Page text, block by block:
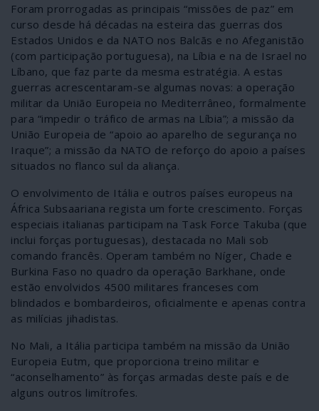
Foram prorrogadas as principais “missões de paz” em
curso desde há décadas na esteira das guerras dos
Estados Unidos e da NATO nos Balcãs e no Afeganistão
(com participação portuguesa), na Líbia e na de Israel no
Líbano, que faz parte da mesma estratégia. A estas
guerras acrescentaram-se algumas novas: a operação
militar da União Europeia no Mediterrâneo, formalmente
para “impedir o tráfico de armas na Líbia”; a missão da
União Europeia de “apoio ao aparelho de segurança no
Iraque”; a missão da NATO de reforço do apoio a países
situados no flanco sul da aliança.
O envolvimento de Itália e outros países europeus na
África Subsaariana regista um forte crescimento. Forças
especiais italianas participam na Task Force Takuba (que
inclui forças portuguesas), destacada no Mali sob
comando francês. Operam também no Níger, Chade e
Burkina Faso no quadro da operação Barkhane, onde
estão envolvidos 4500 militares franceses com
blindados e bombardeiros, oficialmente e apenas contra
as milícias jihadistas.
No Mali, a Itália participa também na missão da União
Europeia Eutm, que proporciona treino militar e
“aconselhamento” às forças armadas deste país e de
alguns outros limítrofes.